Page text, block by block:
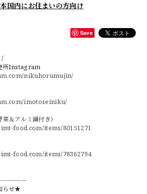
国内にお住まいの方向け
Save
/
所Instagram
nikuhorumujin/
imotoseiniku/
＆アルミ鍋付き）
food.com/items/80151271
food.com/items/78362794
らせ★